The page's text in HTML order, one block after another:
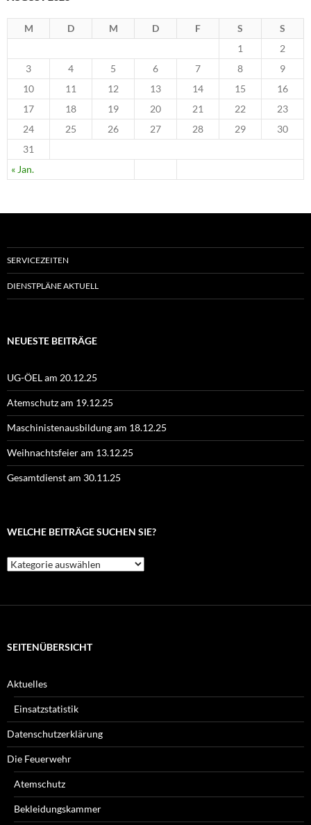
M D M D F S S
« Jan.
1
2
3
4 5 6 7 8
9
10
11 12 13 14 15
16
17
18 19 20 21 22
23
24
25 26 27 28 29
30
31
SERVICEZEITEN
DIENSTPLÄNE AKTUELL
NEUESTE BEITRÄGE
UG-ÖEL am 20.12.25
Atemschutz am 19.12.25
Maschinistenausbildung am 18.12.25
Weihnachtsfeier am 13.12.25
Gesamtdienst am 30.11.25
WELCHE BEITRÄGE SUCHEN SIE?
Welche
Beiträge
SEITENÜBERSICHT
Aktuelles
Einsatzstatistik
Datenschutzerklärung
Die Feuerwehr
Atemschutz
Bekleidungskammer